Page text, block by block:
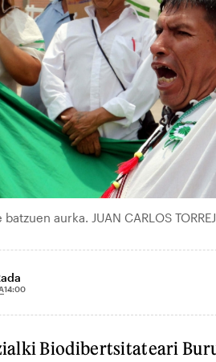
aurka. JUAN CARLOS
14:00
Biodibertsitateari